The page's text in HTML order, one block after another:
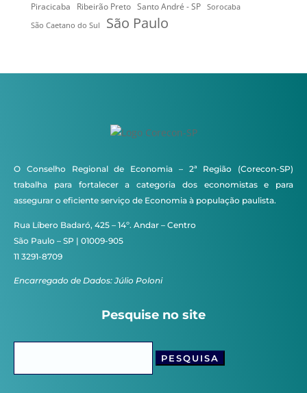
Piracicaba Ribeirão Preto Santo André - SP
Sorocaba
São Caetano do Sul
São Paulo
O Conselho Regional de Economia – 2ª Região (Corecon-SP)
trabalha para fortalecer a categoria dos economistas e para
assegurar o eficiente serviço de Economia à população paulista.
Rua Líbero Badaró, 425 – 14º. Andar – Centro
São Paulo – SP | 01009-905
11 3291-8709
Encarregado de Dados: Júlio Poloni
Pesquise no site